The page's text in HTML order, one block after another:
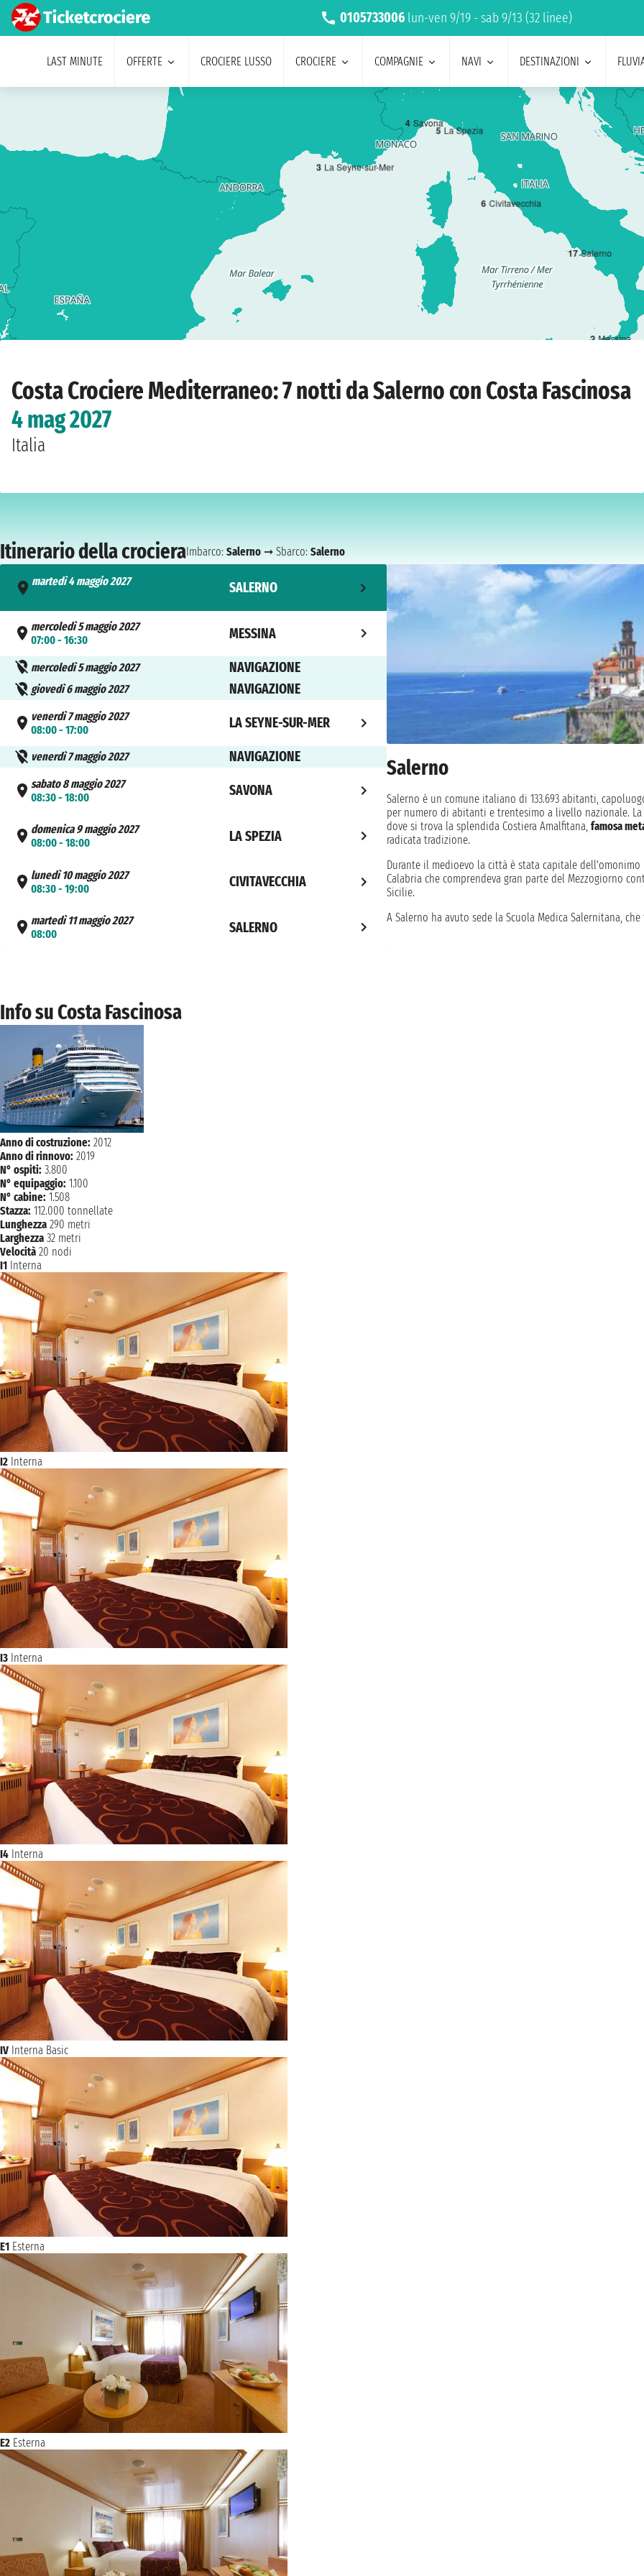
0105733006 lun-ven 9/19 - sab 9/13 (32 linee)
LAST MINUTE OFFERTE CROCIERE LUSSO CROCIERE COMPAGNIE NAVI DESTINAZIONI
17 Salerno
2 Messina
3 La Seyne-sur-Mer
4 Savona
5 La Spezia
6 Civitavecchia
Costa Crociere Mediterraneo: 7 notti da Salerno con Costa Fascinosa
4 mag 2027
Italia
Itinerario della crocieraImbarco: Salerno ➞ Sbarco: Salerno
martedì 4 maggio 2027
SALERNO
mercoledì 5 maggio 2027
07:00 - 16:30
MESSINA
mercoledì 5 maggio 2027 NAVIGAZIONE
giovedì 6 maggio 2027 NAVIGAZIONE
venerdì 7 maggio 2027
08:00 - 17:00
LA SEYNE-SUR-MER
venerdì 7 maggio 2027 NAVIGAZIONE
sabato 8 maggio 2027
08:30 - 18:00
SAVONA
domenica 9 maggio 2027
08:00 - 18:00
LA SPEZIA
lunedì 10 maggio 2027
08:30 - 19:00
CIVITAVECCHIA
martedì 11 maggio 2027
08:00
SALERNO
Salerno
Salerno è un comune italiano di 133.693 abitanti,
per numero di abitanti e trentesimo a livello nazionale.
dove si trova la splendida Costiera Amalfitana, famosa
radicata tradizione.
Durante il medioevo la città è stata capitale
Calabria che comprendeva gran parte del Mezzogiorno
Sicilie.
A Salerno ha avuto sede la Scuola Medica Salernitana,
A partire dalla seconda metà degli anni novanta, la
urbano e proiettare, soprattutto per quanto concerne il
Info su Costa Fascinosa
Anno di costruzione: 2012
Anno di rinnovo: 2019
N° ospiti: 3.800
N° equipaggio: 1.100
N° cabine: 1.508
Stazza: 112.000 tonnellate
Lunghezza 290 metri
Larghezza 32 metri
Velocità 20 nodi
I1 Interna
I2 Interna
I3 Interna
I4 Interna
IV Interna Basic
E1 Esterna
E2 Esterna